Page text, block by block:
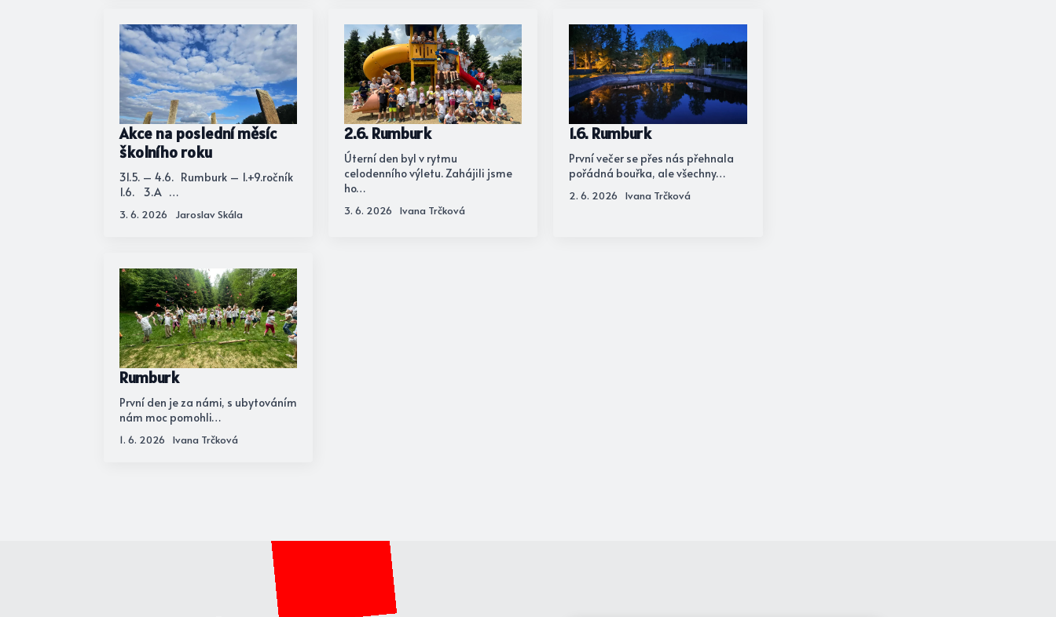
Akce na poslední měsíc
školního roku
3. 6. 2026 Jaroslav Skála
31.5. – 4.6. Rumburk – 1.+9.ročník
1.6. 3.A …
2.6. Rumburk
3. 6. 2026 Ivana Trčková
Úterní den byl v rytmu
celodenního výletu. Zahájili jsme
ho…
1.6. Rumburk
2. 6. 2026 Ivana Trčková
První večer se přes nás přehnala
pořádná bouřka, ale všechny…
Rumburk
1. 6. 2026 Ivana Trčková
První den je za námi, s ubytováním
nám moc pomohli…